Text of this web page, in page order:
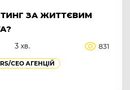
2025: ЧОМУ
NANO ТА
6 хв.